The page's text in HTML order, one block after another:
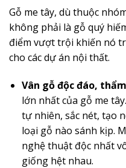
Gỗ me tây, dù thuộc
không phải là gỗ quý
điểm vượt trội khiến nó
cho các dự án nội thất.
Vân gỗ độc đáo,
lớn nhất của gỗ me
tự nhiên, sắc nét, tạo
loại gỗ nào sánh kịp.
nghệ thuật độc nhất
giống hệt nhau.